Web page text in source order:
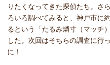
りたくなってきた探偵たち。さ
ろいろ調べてみると、神戸市に
るという「たるみ燐寸（マッチ
した。次回はそちらの調査に行
に！